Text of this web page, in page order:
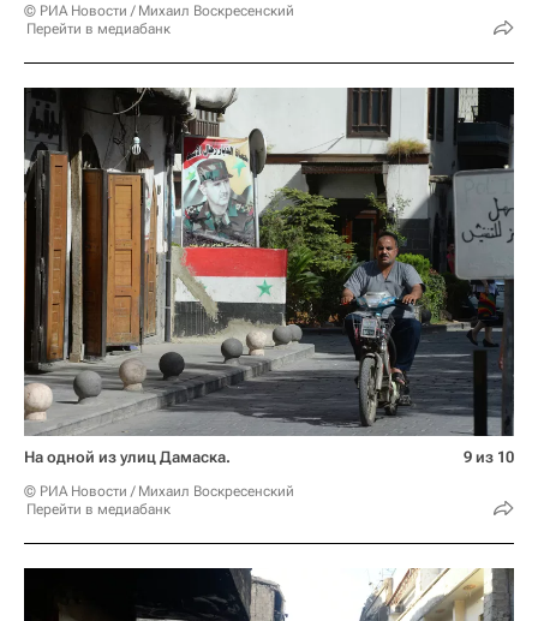
© РИА Новости / Михаил Воскресенский
Перейти в медиабанк
На одной из улиц Дамаска.
© РИА Новости / Михаил Воскресенский
Перейти в медиабанк
9 из 10